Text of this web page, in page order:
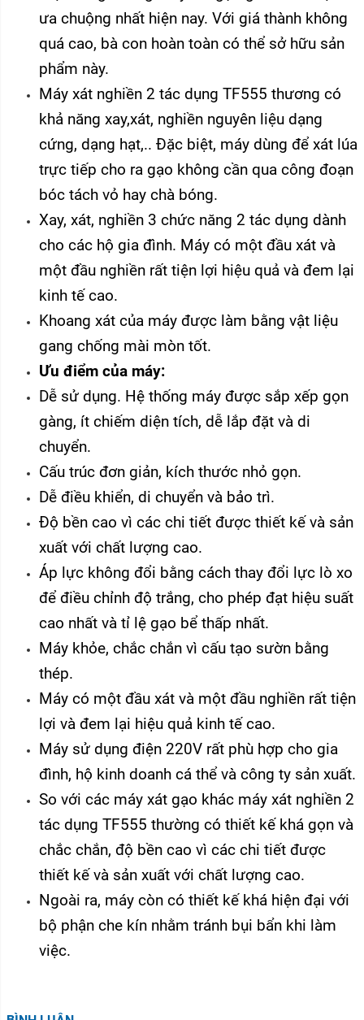
ưa chuộng nhất hiện nay. Với giá thành không
quá cao, bà con hoàn toàn có thể sở hữu sản
phẩm này.
Máy xát nghiền 2 tác dụng TF555 thương có
khả năng xay,xát, nghiền nguyên liệu dạng
cứng, dạng hạt,.. Đặc biệt, máy dùng để xát lúa
trực tiếp cho ra gạo không cần qua công đoạn
bóc tách vỏ hay chà bóng.
Xay, xát, nghiền 3 chức năng 2 tác dụng dành
cho các hộ gia đình. Máy có một đầu xát và
một đầu nghiền rất tiện lợi hiệu quả và đem lại
kinh tế cao.
Khoang xát của máy được làm bằng vật liệu
gang chống mài mòn tốt.
Ưu điểm của máy:
Dễ sử dụng. Hệ thống máy được sắp xếp gọn
gàng, ít chiếm diện tích, dễ lắp đặt và di
chuyển.
Cấu trúc đơn giản, kích thước nhỏ gọn.
Dễ điều khiển, di chuyển và bảo trì.
Độ bền cao vì các chi tiết được thiết kế và sản
xuất với chất lượng cao.
Áp lực không đổi bằng cách thay đổi lực lò xo
để điều chỉnh độ trắng, cho phép đạt hiệu suất
cao nhất và tỉ lệ gạo bể thấp nhất.
Máy khỏe, chắc chắn vì cấu tạo sườn bằng
thép.
Máy có một đầu xát và một đầu nghiền rất tiện
lợi và đem lại hiệu quả kinh tế cao.
Máy sử dụng điện 220V rất phù hợp cho gia
đình, hộ kinh doanh cá thể và công ty sản xuất.
So với các máy xát gạo khác máy xát nghiền 2
tác dụng TF555 thường có thiết kế khá gọn và
chắc chắn, độ bền cao vì các chi tiết được
thiết kế và sản xuất với chất lượng cao.
Ngoài ra, máy còn có thiết kế khá hiện đại với
bộ phận che kín nhằm tránh bụi bẩn khi làm
việc.